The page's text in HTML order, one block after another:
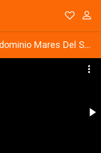
Casa 4d 5b | Piscina | Condominio Mares Del Sur Iquique